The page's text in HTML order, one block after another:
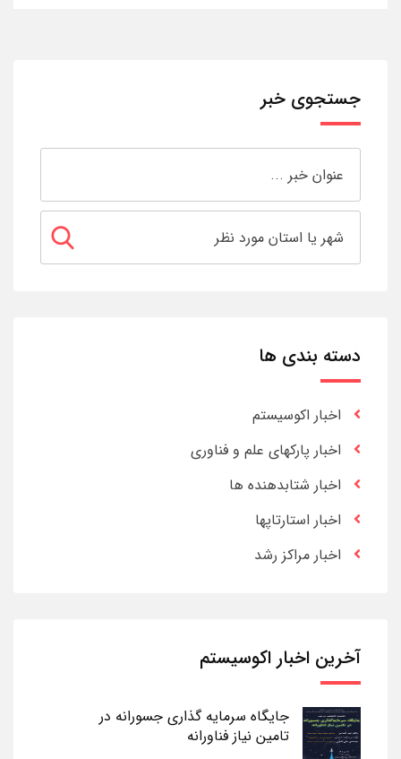
جستجوی خبر
دسته بندی ها
اخبار اکوسیستم
اخبار پارکهای علم و فناوری
اخبار شتابدهنده ها
اخبار استارتاپها
اخبار مراکز رشد
آخرین اخبار اکوسیستم
جایگاه سرمایه گذاری جسورانه در
تامین نیاز فناورانه